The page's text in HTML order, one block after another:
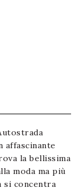
affascinante
la bellissima
moda ma più
si concentra